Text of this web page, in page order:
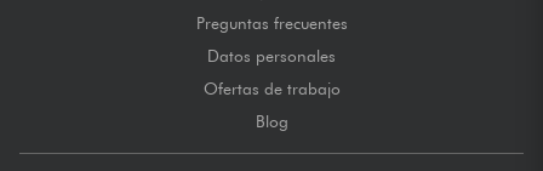
Preguntas frecuentes
Datos personales
Ofertas de trabajo
Blog